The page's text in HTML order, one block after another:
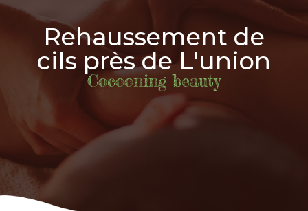
Rehaussement de
cils près de L'union
Cocooning beauty